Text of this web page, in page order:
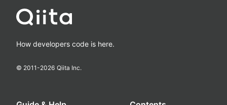
How developers code is here.
© 2011-2026 Qiita Inc.